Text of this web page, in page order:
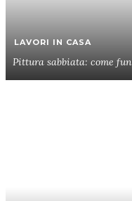
LAVORI IN CASA
Pittura sabbiata: come